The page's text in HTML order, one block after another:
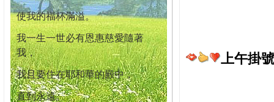
使我的福杯滿溢。
我一生一世必有恩惠慈愛隨著
我，
我且要住在耶和華的殿中，
直到永遠。
上午掛